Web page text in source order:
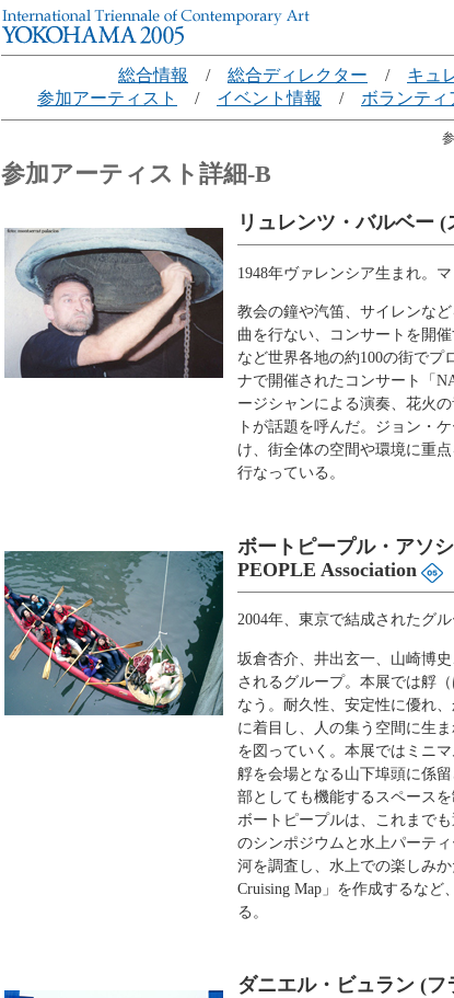
総合情報 / 総合ディレクター / キュ
参加アーティスト
/ イベント情報 / ボランティ
参加アーティスト詳細-B
リュレンツ・バルベー
1948年ヴァレンシア生まれ。マ
教会の鐘や汽笛、サイレンな
曲を行ない、コンサートを開
など世界各地の約100の街でプ
ナで開催されたコンサート「
ージシャンによる演奏、花火
トが話題を呼んだ。ジョン・
け、街全体の空間や環境に重
行なっている。
ボートピープル・アソ
PEOPLE Association
2004年、東京で結成されたグル
坂倉杏介、井出玄一、山崎博
されるグループ。本展では艀
なう。耐久性、安定性に優れ
に着目し、人の集う空間に生
を図っていく。本展ではミニ
艀を会場となる山下埠頭に係
部としても機能するスペース
ボートピープルは、これまで
のシンポジウムと水上パーテ
河を調査し、水上での楽しみ
Cruising Map」を作成するな
る。
ダニエル・ビュラン (